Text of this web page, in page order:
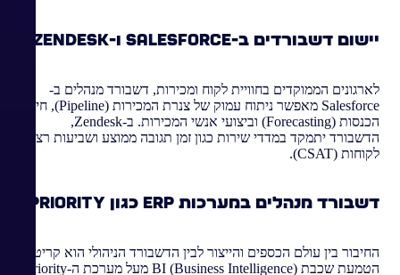
יישום דשבורדים ב-Salesforce ו-Zendesk
לארגונים הממוקדים בחוויית לקוח ומכירות, דשבורד מנהלים ב-
Salesforce מאפשר ניתוח עמוק של צנרת המכירות (Pipeline), חיזוי
הכנסות (Forecasting) וביצועי אנשי המכירות. ב-Zendesk,
הדשבורד יתמקד במדדי שירות כגון זמן תגובה ממוצע ושביעות רצון
לקוחות (CSAT).
דשבורד מנהלים במערכות ERP כגון Priority
החיבור בין עולם הכספים והייצור לבין הדשבורד הניהולי הוא קריטי.
הטמעת שכבת BI (Business Intelligence) מעל מערכת ה-Priority